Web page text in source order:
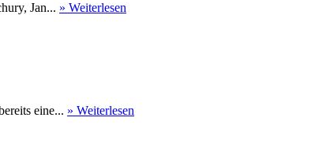
Jan... » Weiterlesen
eine... » Weiterlesen